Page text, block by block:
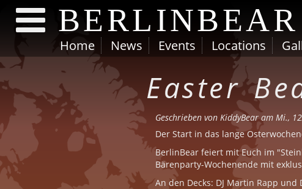
Direkt zum Inhalt
BERLINBEAR
Home News Events Locations
Easter
Geschrieben von KiddyBearam Mi.,
Der Start in das lange
BerlinBear feiert mit Euch im
Bärenparty-Wochenende mit
An den Decks: DJ Martin Rapp und